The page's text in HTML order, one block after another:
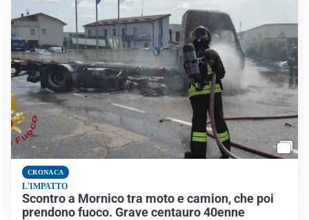
CRONACA
L'IMPATTO
Scontro a Mornico tra moto e camion, che poi
prendono fuoco. Grave centauro 40enne